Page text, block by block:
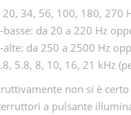
20, 34, 56, 100, 180, 270
da 20 a 220 Hz
alte: da 250 a 2500 Hz
5.8, 8, 10, 16, 21 kHz
non si è
a pulsante